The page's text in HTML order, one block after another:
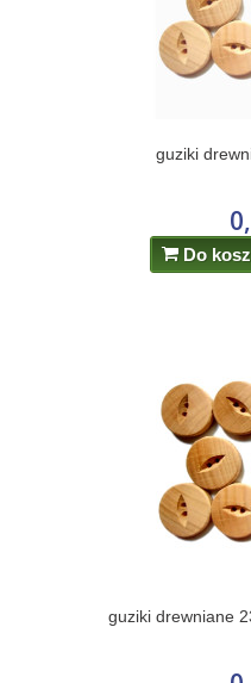
guziki
Do
guziki drewniane